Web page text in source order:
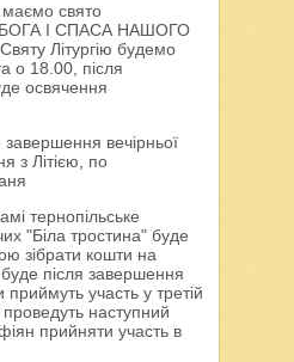
свято
І СПАСА НАШОГО
Літургію будемо
о 18.00, після
освячення
вечірньої
з Літією, по
тернопільське
"Біла тростина" буде
зібрати кошти на
після завершення
приймуть участь у третій
проведуть наступний
прийняти участь в